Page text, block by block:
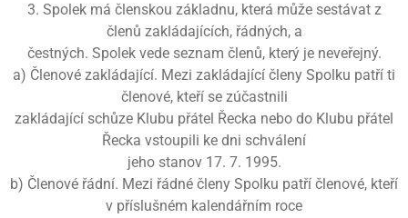
3. Spolek má členskou základnu, která může sestávat z
členů zakládajících, řádných, a
čestných. Spolek vede seznam členů, který je neveřejný.
a) Členové zakládající. Mezi zakládající členy Spolku patří ti
členové, kteří se zúčastnili
zakládající schůze Klubu přátel Řecka nebo do Klubu přátel
Řecka vstoupili ke dni schválení
jeho stanov 17. 7. 1995.
b) Členové řádní. Mezi řádné členy Spolku patří členové, kteří
v příslušném kalendářním roce